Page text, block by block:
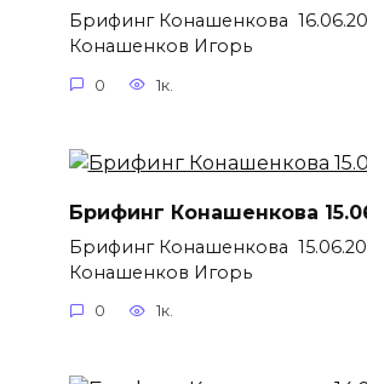
Брифинг Конашенкова
Конашенков Игорь
0 1к.
Брифинг Конашенкова
Брифинг Конашенкова
Конашенков Игорь
0 1к.